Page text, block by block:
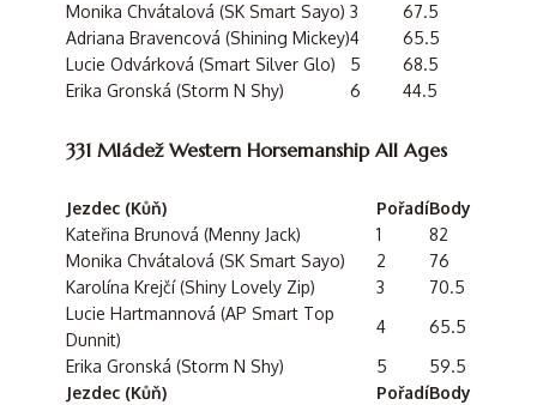
Monika Chvátalová (SK Smart Sayo) 3
67.5
Adriana Bravencová (Shining Mickey)4
65.5
Lucie Odvárková (Smart Silver Glo)
5
68.5
Erika Gronská (Storm N Shy)
6 44.5
331 Mládež Western Horsemanship All Ages
Jezdec (Kůň) PořadíBody
Kateřina Brunová (Menny Jack)
1
82
Monika Chvátalová (SK Smart Sayo)
2
76
Karolína Krejčí (Shiny Lovely Zip)
3
70.5
Lucie Hartmannová (AP Smart Top
Dunnit)
4
65.5
Erika Gronská (Storm N Shy)
5
59.5
Jezdec (Kůň)
PořadíBody